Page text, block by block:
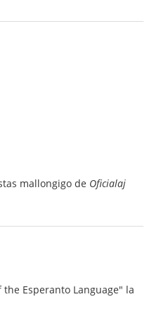
mallongigo de Oficialaj
Esperanto Language" la